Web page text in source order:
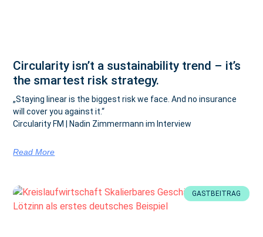
Circularity isn’t a sustainability trend – it’s
the smartest risk strategy.
„Staying linear is the biggest risk we face. And no insurance
will cover you against it.“
Circularity FM | Nadin Zimmermann im Interview
Read More
GASTBEITRAG